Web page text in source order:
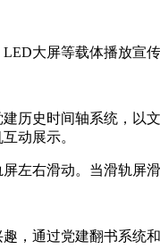
大屏等载体播放宣
历史时间轴系统，以
动展示。
左右滑动。当滑轨屏
，通过党建翻书系统